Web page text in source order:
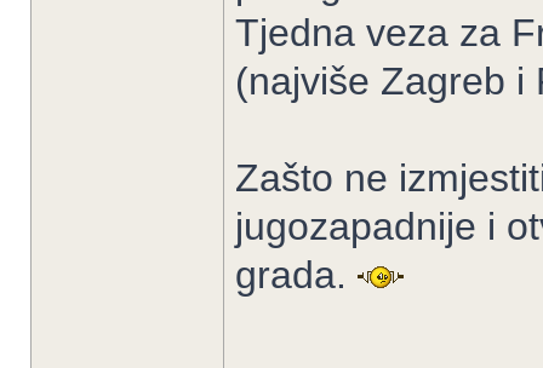
Tjedna veza za
(najviše Zagreb i
Zašto ne
jugozapadnije i
grada.